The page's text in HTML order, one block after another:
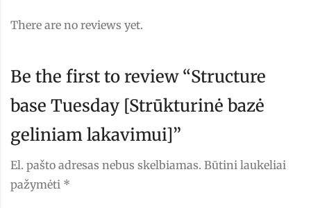
There are no reviews yet.
Be the first to review “Structure
base Tuesday [Strūkturinė bazė
geliniam lakavimui]”
El. pašto adresas nebus skelbiamas. Būtini laukeliai
pažymėti *